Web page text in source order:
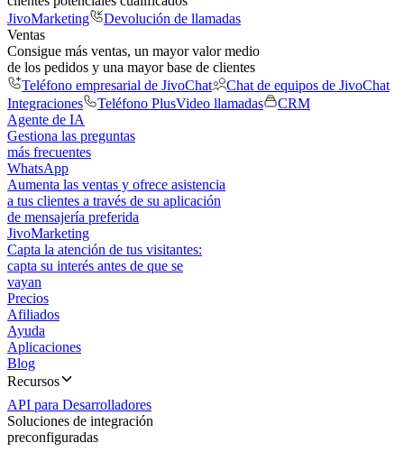
JivoMarketing
Devolución de llamadas
Ventas
Consigue más ventas, un mayor valor medio
de los pedidos y una mayor base de clientes
Teléfono empresarial de JivoChat
Chat de equipos de JivoChat
Integraciones
Teléfono PlusVideo llamadas
CRM
Agente de IA
Gestiona las preguntas
más frecuentes
WhatsApp
Aumenta las ventas y ofrece asistencia
a tus clientes a través de su aplicación
de mensajería preferida
JivoMarketing
Capta la atención de tus visitantes:
capta su interés antes de que se
vayan
Precios
Afiliados
Ayuda
Aplicaciones
Blog
Recursos
API para Desarrolladores
Soluciones de integración
preconfiguradas